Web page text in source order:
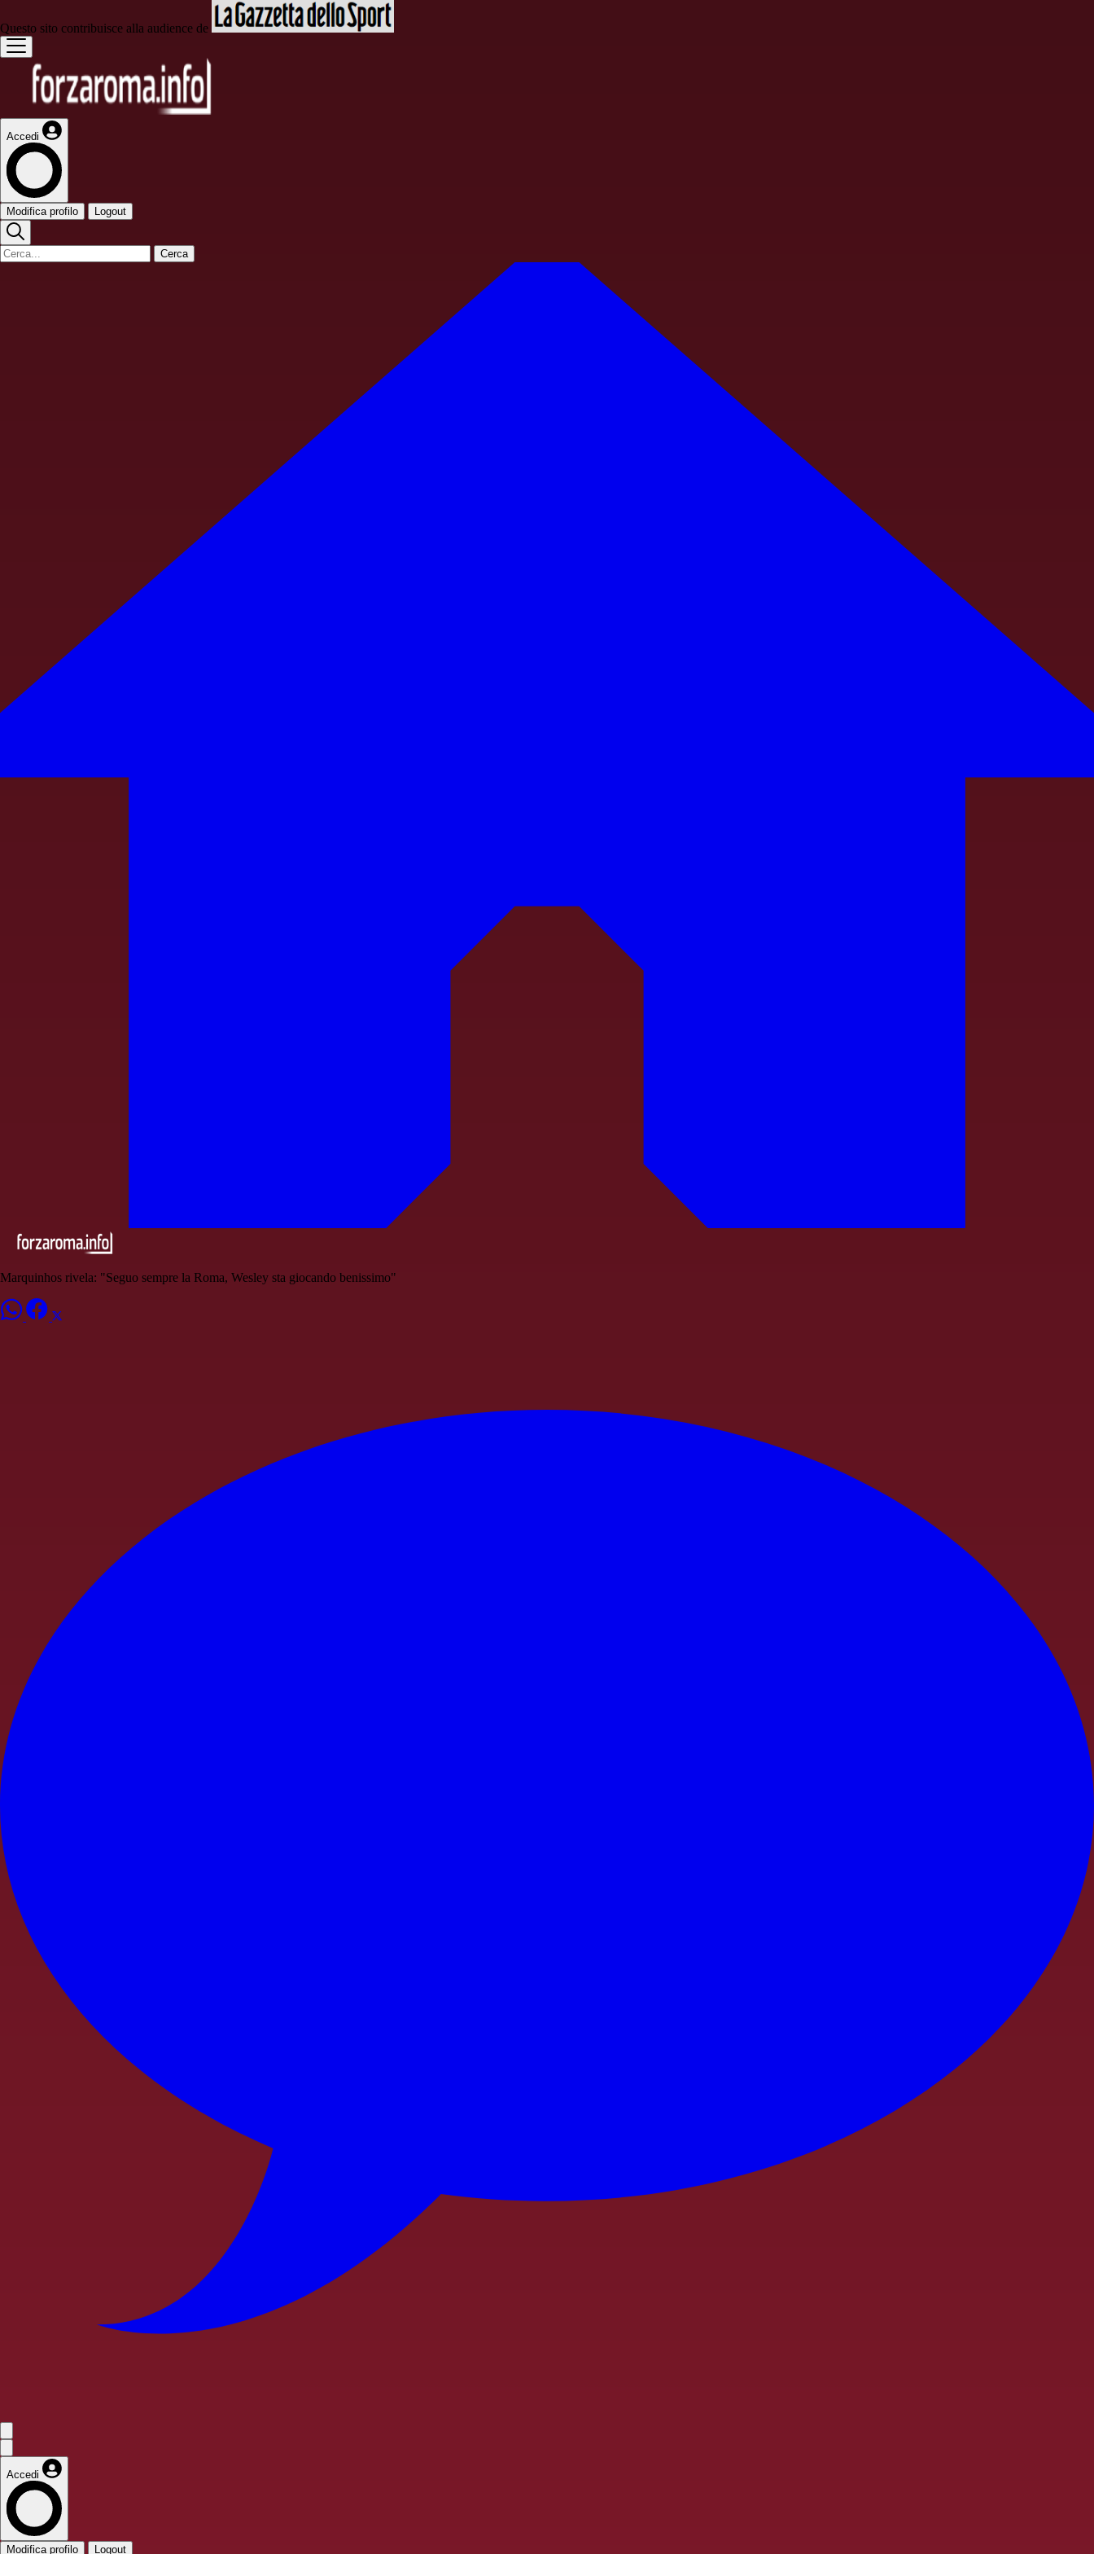
Questo sito contribuisce alla audience de
Accedi
Modifica profilo Logout
Cerca
Marquinhos rivela: "Seguo sempre la Roma, Wesley sta giocando benissimo"
Accedi
Modifica profilo Logout